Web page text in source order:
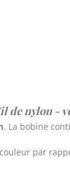
de nylon -
. La bobine
par